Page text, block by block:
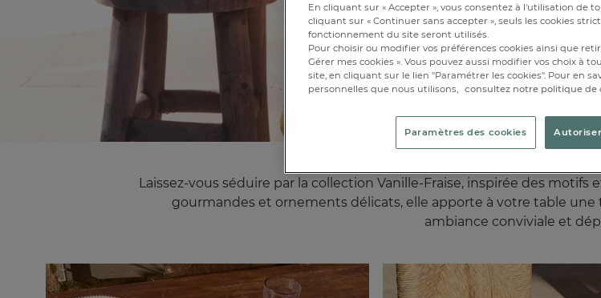
Laissez-vous séduire par la collection Vanille-Fraise, inspirée des
gourmandes et ornements délicats, elle apporte à votre table
ambiance conviviale et
En cliquant sur « Accepter », vous consentez à l'utilisation de
cliquant sur « Continuer sans accepter », seuls les cookies
fonctionnement du site seront utilisés.
Pour choisir ou modifier vos préférences cookies ainsi que
Gérer mes cookies ». Vous pouvez aussi modifier vos choix à
site, en cliquant sur le lien "Paramétrer les cookies". Pour en
personnelles que nous utilisons, consultez notre politique de
Paramètres des cookies